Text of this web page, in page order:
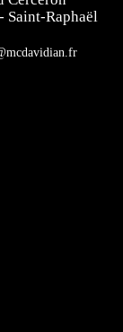
Saint-Raphaël